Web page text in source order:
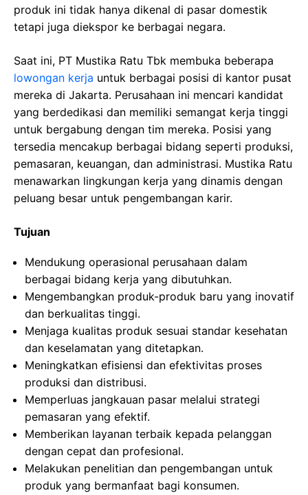
produk ini tidak hanya dikenal di pasar domestik
tetapi juga diekspor ke berbagai negara.
Saat ini, PT Mustika Ratu Tbk membuka beberapa
lowongan kerja untuk berbagai posisi di kantor pusat
mereka di Jakarta. Perusahaan ini mencari kandidat
yang berdedikasi dan memiliki semangat kerja tinggi
untuk bergabung dengan tim mereka. Posisi yang
tersedia mencakup berbagai bidang seperti produksi,
pemasaran, keuangan, dan administrasi. Mustika Ratu
menawarkan lingkungan kerja yang dinamis dengan
peluang besar untuk pengembangan karir.
Tujuan
Mendukung operasional perusahaan dalam
berbagai bidang kerja yang dibutuhkan.
Mengembangkan produk-produk baru yang inovatif
dan berkualitas tinggi.
Menjaga kualitas produk sesuai standar kesehatan
dan keselamatan yang ditetapkan.
Meningkatkan efisiensi dan efektivitas proses
produksi dan distribusi.
Memperluas jangkauan pasar melalui strategi
pemasaran yang efektif.
Memberikan layanan terbaik kepada pelanggan
dengan cepat dan profesional.
Melakukan penelitian dan pengembangan untuk
produk yang bermanfaat bagi konsumen.